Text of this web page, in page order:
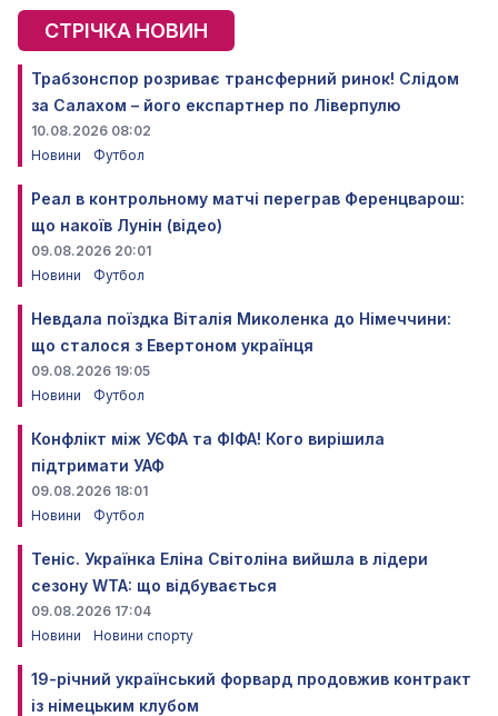
СТРІЧКА НОВИН
Трабзонспор розриває трансферний ринок! Слідом
за Салахом – його експартнер по Ліверпулю
10.08.2026 08:02
Новини
Футбол
Реал в контрольному матчі переграв Ференцварош:
що накоїв Лунін (відео)
09.08.2026 20:01
Новини
Футбол
Невдала поїздка Віталія Миколенка до Німеччини:
що сталося з Евертоном українця
09.08.2026 19:05
Новини
Футбол
Конфлікт між УЄФА та ФІФА! Кого вирішила
підтримати УАФ
09.08.2026 18:01
Новини
Футбол
Теніс. Українка Еліна Світоліна вийшла в лідери
сезону WTA: що відбувається
09.08.2026 17:04
Новини
Новини спорту
19-річний український форвард продовжив контракт
із німецьким клубом